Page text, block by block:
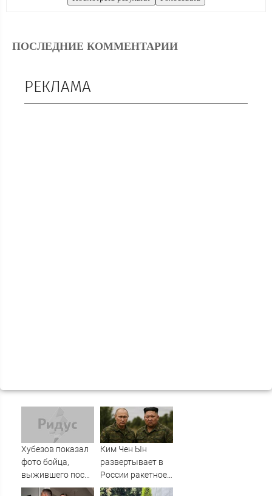
ПОСЛЕДНИЕ КОММЕНТАРИИ
РЕКЛАМА
Хубезов показал
фото бойца,
выжившего после
медведя и молнии
Ким Чен Ын
развертывает в
России ракетное
подразделение